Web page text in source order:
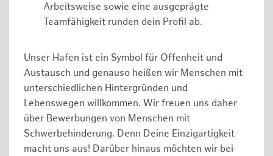
Arbeitsweise sowie eine ausgeprägte
Teamfähigkeit runden dein Profil ab.
Unser Hafen ist ein Symbol für Offenheit und
Austausch und genauso heißen wir Menschen mit
unterschiedlichen Hintergründen und
Lebenswegen willkommen. Wir freuen uns daher
über Bewerbungen von Menschen mit
Schwerbehinderung. Denn Deine Einzigartigkeit
macht uns aus! Darüber hinaus möchten wir bei